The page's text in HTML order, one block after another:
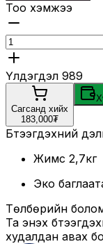
Тоо хэмжээ
Үлдэгдэл 989
Сагсанд хийх
183,000₮
Бүтээгдэхүүний
Жимс 2,7кг
Эко
Төлбөрийн
Та энэхүү
худалдан авах